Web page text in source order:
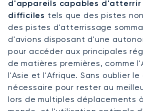
d'appareils capables d'atterrir
difficiles tels que des pistes
des pistes d'atterrissage
d'avions disposant d'une
pour accéder aux principales
de matières premières, comme
l'Asie et l'Afrique. Sans oublier
nécessaire pour rester au
lors de multiples déplacements